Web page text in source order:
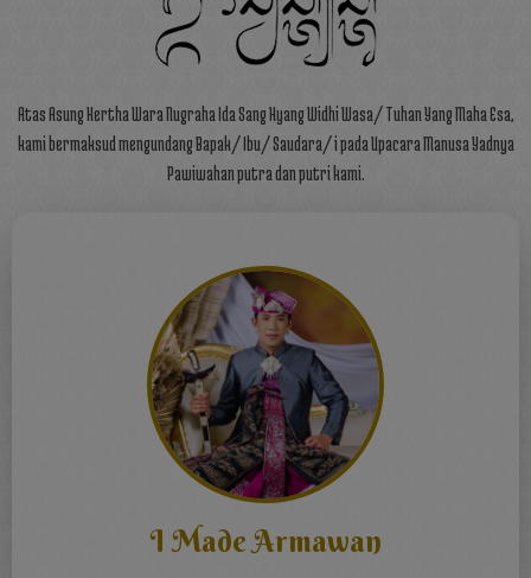
Atas Asung Kertha Wara Nugraha Ida Sang Hyang Widhi Wasa/ Tuhan Yang Maha Esa,
kami bermaksud mengundang Bapak/ Ibu/ Saudara/ i pada Upacara Manusa Yadnya
Pawiwahan putra dan putri kami.
I Made Armawan